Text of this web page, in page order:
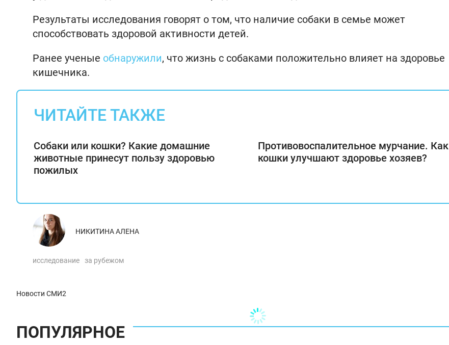
Результаты исследования говорят о том, что наличие собаки в семье может
способствовать здоровой активности детей.
Ранее ученые обнаружили, что жизнь с собаками положительно влияет на здоровье
кишечника.
ЧИТАЙТЕ ТАКЖЕ
Собаки или кошки? Какие домашние
животные принесут пользу здоровью
пожилых
Противовоспалительное мурчание. Как
кошки улучшают здоровье хозяев?
НИКИТИНА АЛЕНА
исследование за рубежом
Новости СМИ2
ПОПУЛЯРНОЕ